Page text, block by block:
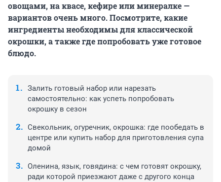
овощами, на квасе, кефире или минералке —
вариантов очень много. Посмотрите, какие
ингредиенты необходимы для классической
окрошки, а также где попробовать уже готовое
блюдо.
Залить готовый набор или нарезать
самостоятельно: как успеть попробовать
окрошку в сезон
Свекольник, огуречник, окрошка: где пообедать в
центре или купить набор для приготовления супа
домой
Оленина, язык, говядина: с чем готовят окрошку,
ради которой приезжают даже с другого конца